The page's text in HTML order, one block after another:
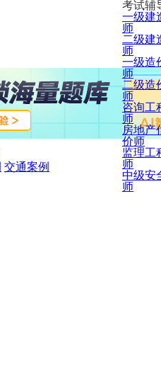
考试辅
一级建
师
二级建
师
一级造
师
二级造
师
咨询工
师
房地产
价师
监理工
师
中级安
师
交通案例